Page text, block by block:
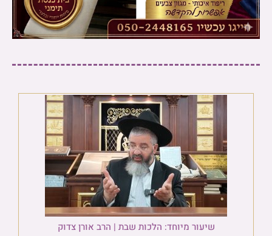
שיעור מיוחד: הלכות שבת | הרב אורן צדוק